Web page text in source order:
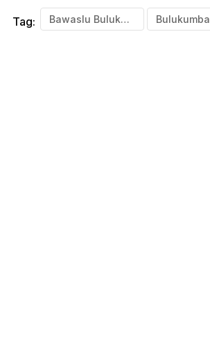
Tag: Bawaslu Bulukumba Bulukumba